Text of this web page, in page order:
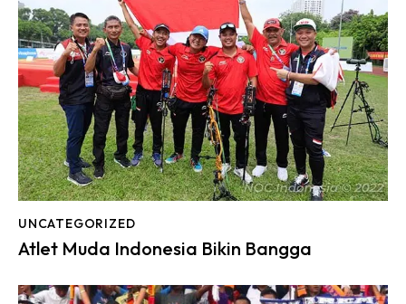
UNCATEGORIZED
Atlet Muda Indonesia Bikin Bangga